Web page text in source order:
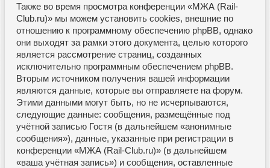
Также во время просмотра конференции «МЖА (Rail-
Club.ru)» мы можем установить cookies, внешние по
отношению к программному обеспечению phpBB, однако
они выходят за рамки этого документа, целью которого
является рассмотрение страниц, созданных
исключительно программным обеспечением phpBB.
Вторым источником получения вашей информации
являются данные, которые вы отправляете на форум.
Этими данными могут быть, но не исчерпываются,
следующие данные: сообщения, размещённые под
учётной записью Гостя (в дальнейшем «анонимные
сообщения»), данные, указанные при регистрации в
конференции «МЖА (Rail-Club.ru)» (в дальнейшем
«ваша учётная запись») и сообщения, оставленные